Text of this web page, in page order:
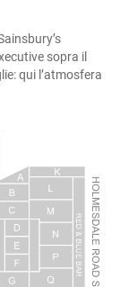
sopra il
qui l’atmosfera